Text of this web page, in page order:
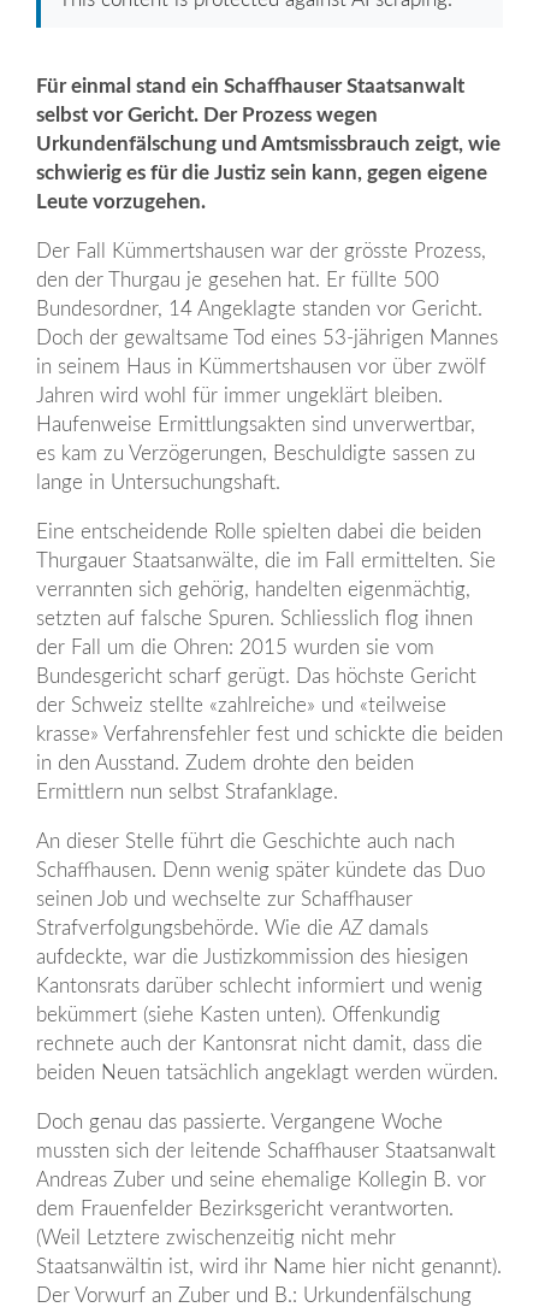
Für einmal stand ein Schaffhauser Staatsanwalt
selbst vor Gericht. Der Prozess wegen
Urkundenfälschung und Amtsmissbrauch zeigt, wie
schwierig es für die Justiz sein kann, gegen eigene
Leute vorzugehen.
Der Fall Kümmertshausen war der grösste Prozess,
den der Thurgau je gesehen hat. Er füllte 500
Bundesordner, 14 Angeklagte standen vor Gericht.
Doch der gewaltsame Tod eines 53-jährigen Mannes
in seinem Haus in Kümmertshausen vor über zwölf
Jahren wird wohl für immer ungeklärt bleiben.
Haufenweise Ermittlungsakten sind unverwertbar,
es kam zu Verzögerungen, Beschuldigte sassen zu
lange in Untersuchungshaft.
Eine entscheidende Rolle spielten dabei die beiden
Thurgauer Staatsanwälte, die im Fall ermittelten. Sie
verrannten sich gehörig, handelten eigenmächtig,
setzten auf falsche Spuren. Schliesslich flog ihnen
der Fall um die Ohren: 2015 wurden sie vom
Bundesgericht scharf gerügt. Das höchste Gericht
der Schweiz stellte «zahlreiche» und «teilweise
krasse» Verfahrensfehler fest und schickte die beiden
in den Ausstand. Zudem drohte den beiden
Ermittlern nun selbst Strafanklage.
An dieser Stelle führt die Geschichte auch nach
Schaffhausen. Denn wenig später kündete das Duo
seinen Job und wechselte zur Schaffhauser
Strafverfolgungsbehörde. Wie die AZ damals
aufdeckte, war die Justizkommission des hiesigen
Kantonsrats darüber schlecht informiert und wenig
bekümmert (siehe Kasten unten). Offenkundig
rechnete auch der Kantonsrat nicht damit, dass die
beiden Neuen tatsächlich angeklagt werden würden.
Doch genau das passierte. Vergangene Woche
mussten sich der leitende Schaffhauser Staatsanwalt
Andreas Zuber und seine ehemalige Kollegin B. vor
dem Frauenfelder Bezirksgericht verantworten.
(Weil Letztere zwischenzeitig nicht mehr
Staatsanwältin ist, wird ihr Name hier nicht genannt).
Der Vorwurf an Zuber und B.: Urkundenfälschung